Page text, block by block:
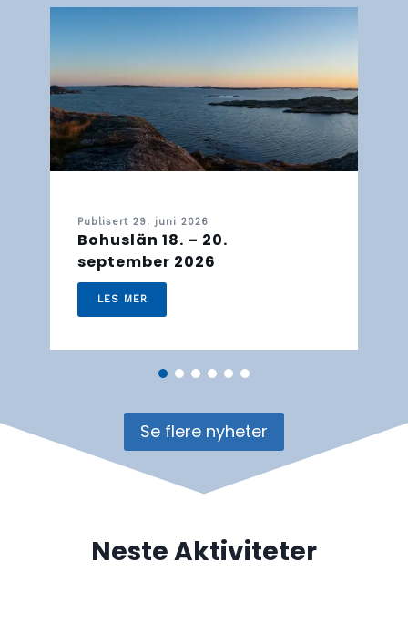
Publisert 29. juni 2026
Bohuslän 18. – 20.
september 2026
LES MER
Se flere nyheter
Neste Aktiviteter